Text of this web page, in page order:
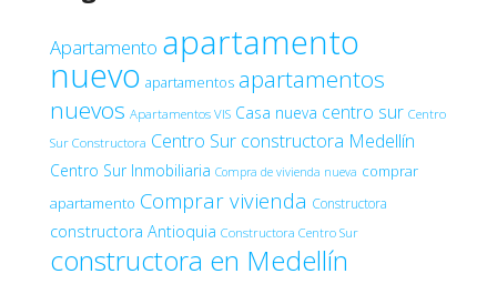
Apartamento apartamento
nuevo apartamentos apartamentos
nuevos Apartamentos VIS Casa nueva centro sur Centro
Sur Constructora Centro Sur constructora Medellín
Centro Sur Inmobiliaria Compra de vivienda nueva comprar
apartamento Comprar vivienda Constructora
constructora Antioquia Constructora Centro Sur
constructora en Medellín